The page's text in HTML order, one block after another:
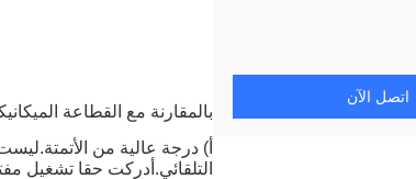
اتصل الآن
بالمقارنة مع القطاعة
أ) درجة عالية من
التلقائي.أدركت حقا تشغيل